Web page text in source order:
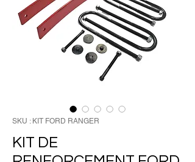
SKU : KIT FORD RANGER
KIT DE